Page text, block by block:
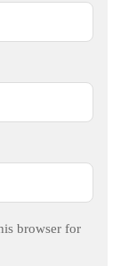
browser for